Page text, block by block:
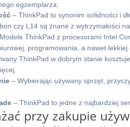
egzemplarza:
– ThinkPad to synonim solidności i
czy L14 są znane z wytrzymałości na
ThinkPad z procesorami Intel
programowania, a nawet lekkiej
ThinkPad w dobrym stanie
– Wybierając używany sprzęt,
– ThinkPad to jedne z najbardziej
przy zakupie